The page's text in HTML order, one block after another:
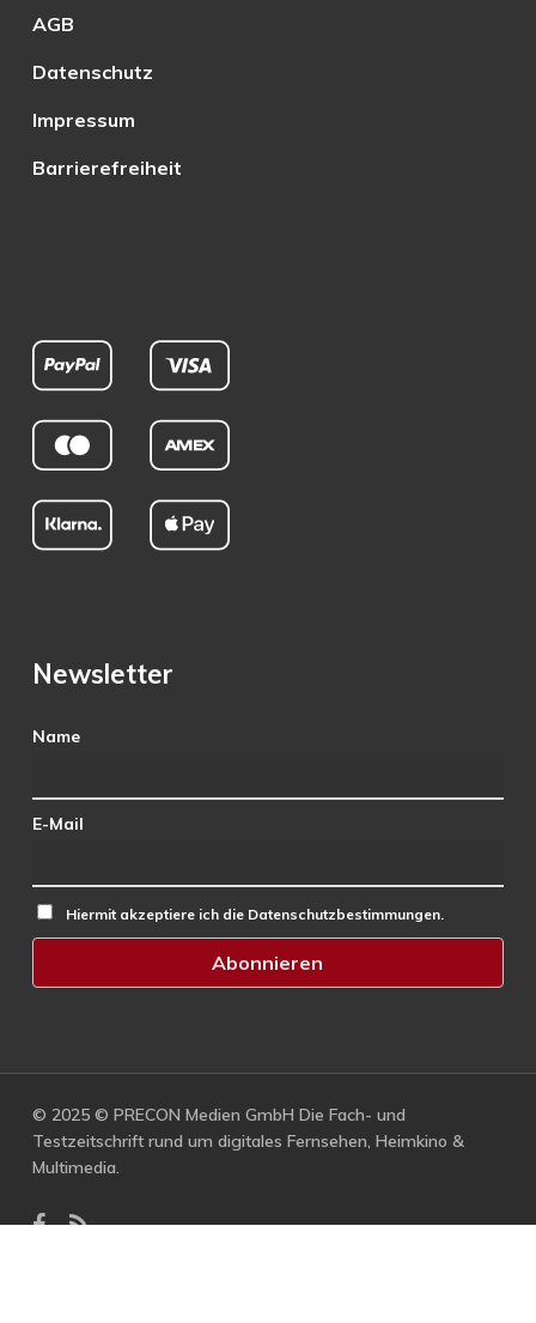
AGB
Datenschutz
Impressum
Barrierefreiheit
Newsletter
Name
E-Mail
Hiermit akzeptiere ich die Datenschutzbestimmungen.
© 2025 © PRECON Medien GmbH Die Fach- und
Testzeitschrift rund um digitales Fernsehen, Heimkino &
Multimedia.
facebook
RSS